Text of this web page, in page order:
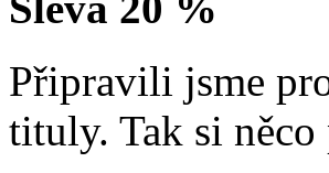
Připravili jsme
tituly. Tak si